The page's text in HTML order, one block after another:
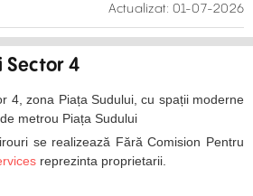
Actualizat: 01-07-2026
Sector 4
4, zona Piața Sudului, cu spații moderne
metrou Piața Sudului
se realizează Fără Comision Pentru
reprezinta proprietarii.